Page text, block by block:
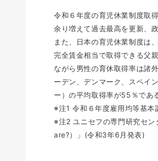
令和６年度の育児休業制度取
余り増えて過去最高を更新、
また、日本の育児休業制度は
完全賃金相当で取得できる父
ながら男性の育休取得率は諸
ーデン、デンマーク、スペイ
ー）の平均取得率が55％であ
※注1 令和６年度雇用均等基
※注2 ユニセフの専門研究セ
are?）」(令和3年6月発表)